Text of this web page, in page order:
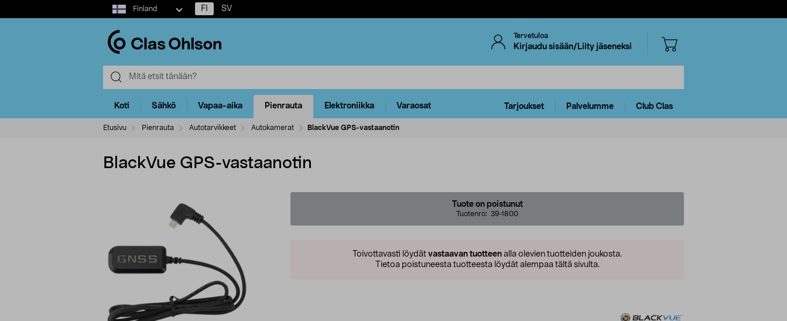
Select
market
Finland FI SV
Tervetuloa
Kirjaudu sisään/Liity jäseneksi
Koti Sähkö Vapaa-aika Pienrauta Elektroniikka Varaosat Tarjoukset Palvelumme Club Clas
Etusivu Pienrauta Autotarvikkeet Autokamerat BlackVue GPS-vastaanotin
BlackVue GPS-vastaanotin
Tuote on poistunut
Tuotenro: 39-1800
Toivottavasti löydät vastaavan tuotteen alla olevien tuotteiden joukosta.
Tietoa poistuneesta tuotteesta löydät alempaa tältä sivulta.